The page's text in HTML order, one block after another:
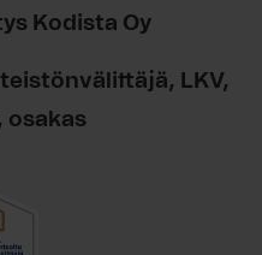
Kodista Oy
LKV,
osakas